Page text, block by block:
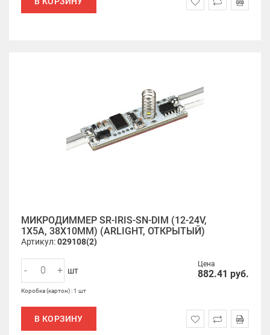
МИКРОДИММЕР SR-IRIS-SN-DIM (12-24V,
1X5A, 38X10MM) (ARLIGHT, ОТКРЫТЫЙ)
Артикул:029108(2)
Цена
882.41 руб.
- + шт
Коробка (картон) : 1 шт
В КОРЗИНУ